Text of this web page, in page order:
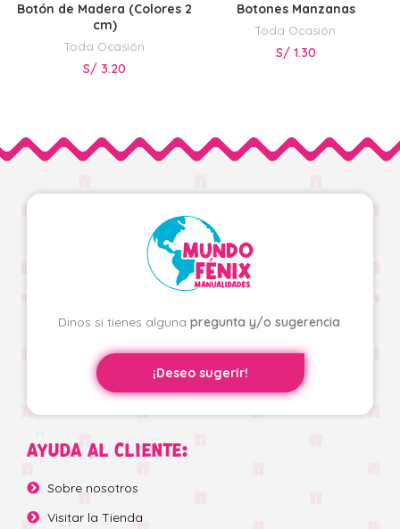
Botón de Madera (Colores 2
cm)
Toda Ocasión
S/ 3.20
Botones Manzanas
Toda Ocasión
S/ 1.30
Dinos si tienes alguna pregunta y/o sugerencia.
¡Deseo sugerir!
AYUDA AL CLIENTE:
Sobre nosotros
Visitar la Tienda